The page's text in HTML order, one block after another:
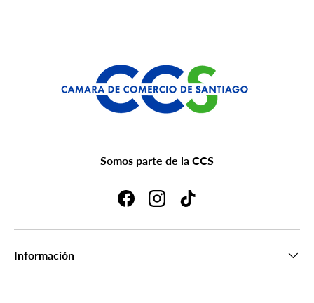
Somos parte de la CCS
FacebookInstagramTikTok
Información